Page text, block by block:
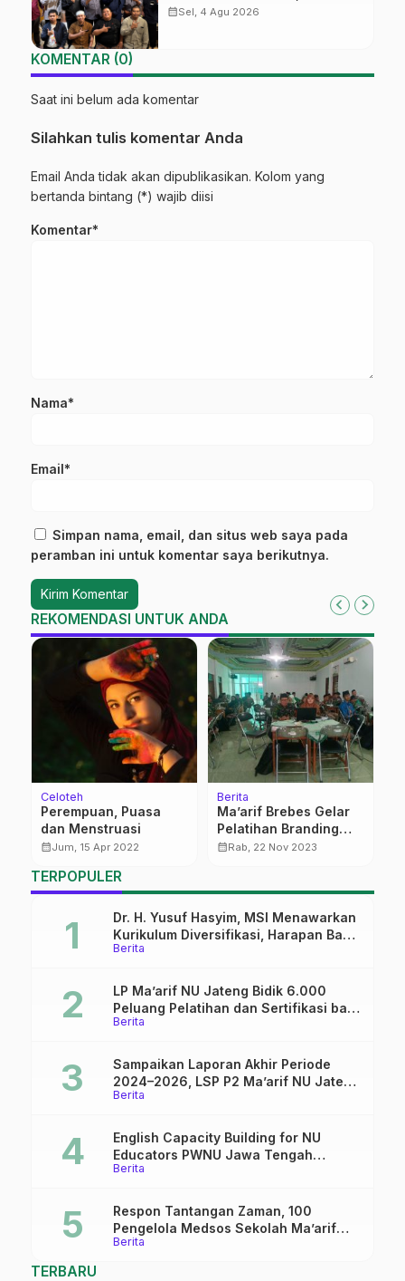
Ma’arif NU Jateng Mantapkan
calendar_monthSel, 4 Agu 2026
KOMENTAR (0)
Saat ini belum ada komentar
Silahkan tulis komentar Anda
Email Anda tidak akan dipublikasikan. Kolom yang
bertanda bintang (*) wajib diisi
Komentar*
Nama*
Email*
Simpan nama, email, dan situs web saya pada
peramban ini untuk komentar saya berikutnya.
REKOMENDASI UNTUK ANDA
Celoteh
Perempuan, Puasa
dan Menstruasi
calendar_monthJum, 15 Apr 2022
Berita
Ma’arif Brebes Gelar
Pelatihan Branding
dan Publikasi
calendar_monthRab, 22 Nov 2023
TERPOPULER
Berita
Dr. H. Yusuf Hasyim, MSI Menawarkan
Kurikulum Diversifikasi, Harapan Baru
dalam dunia pendidikan
Berita
LP Ma’arif NU Jateng Bidik 6.000
Peluang Pelatihan dan Sertifikasi bagi
Lulusan SMK
Berita
Sampaikan Laporan Akhir Periode
2024–2026, LSP P2 Ma’arif NU Jateng
Mantapkan Sinergi Link and Match
Berita
English Capacity Building for NU
Educators PWNU Jawa Tengah
Batch#4; Membuka Jalan Menuju
Berita
Respon Tantangan Zaman, 100
Pengelola Medsos Sekolah Ma’arif
Pekalongan Ikuti Pelatihan Literasi
TERBARU